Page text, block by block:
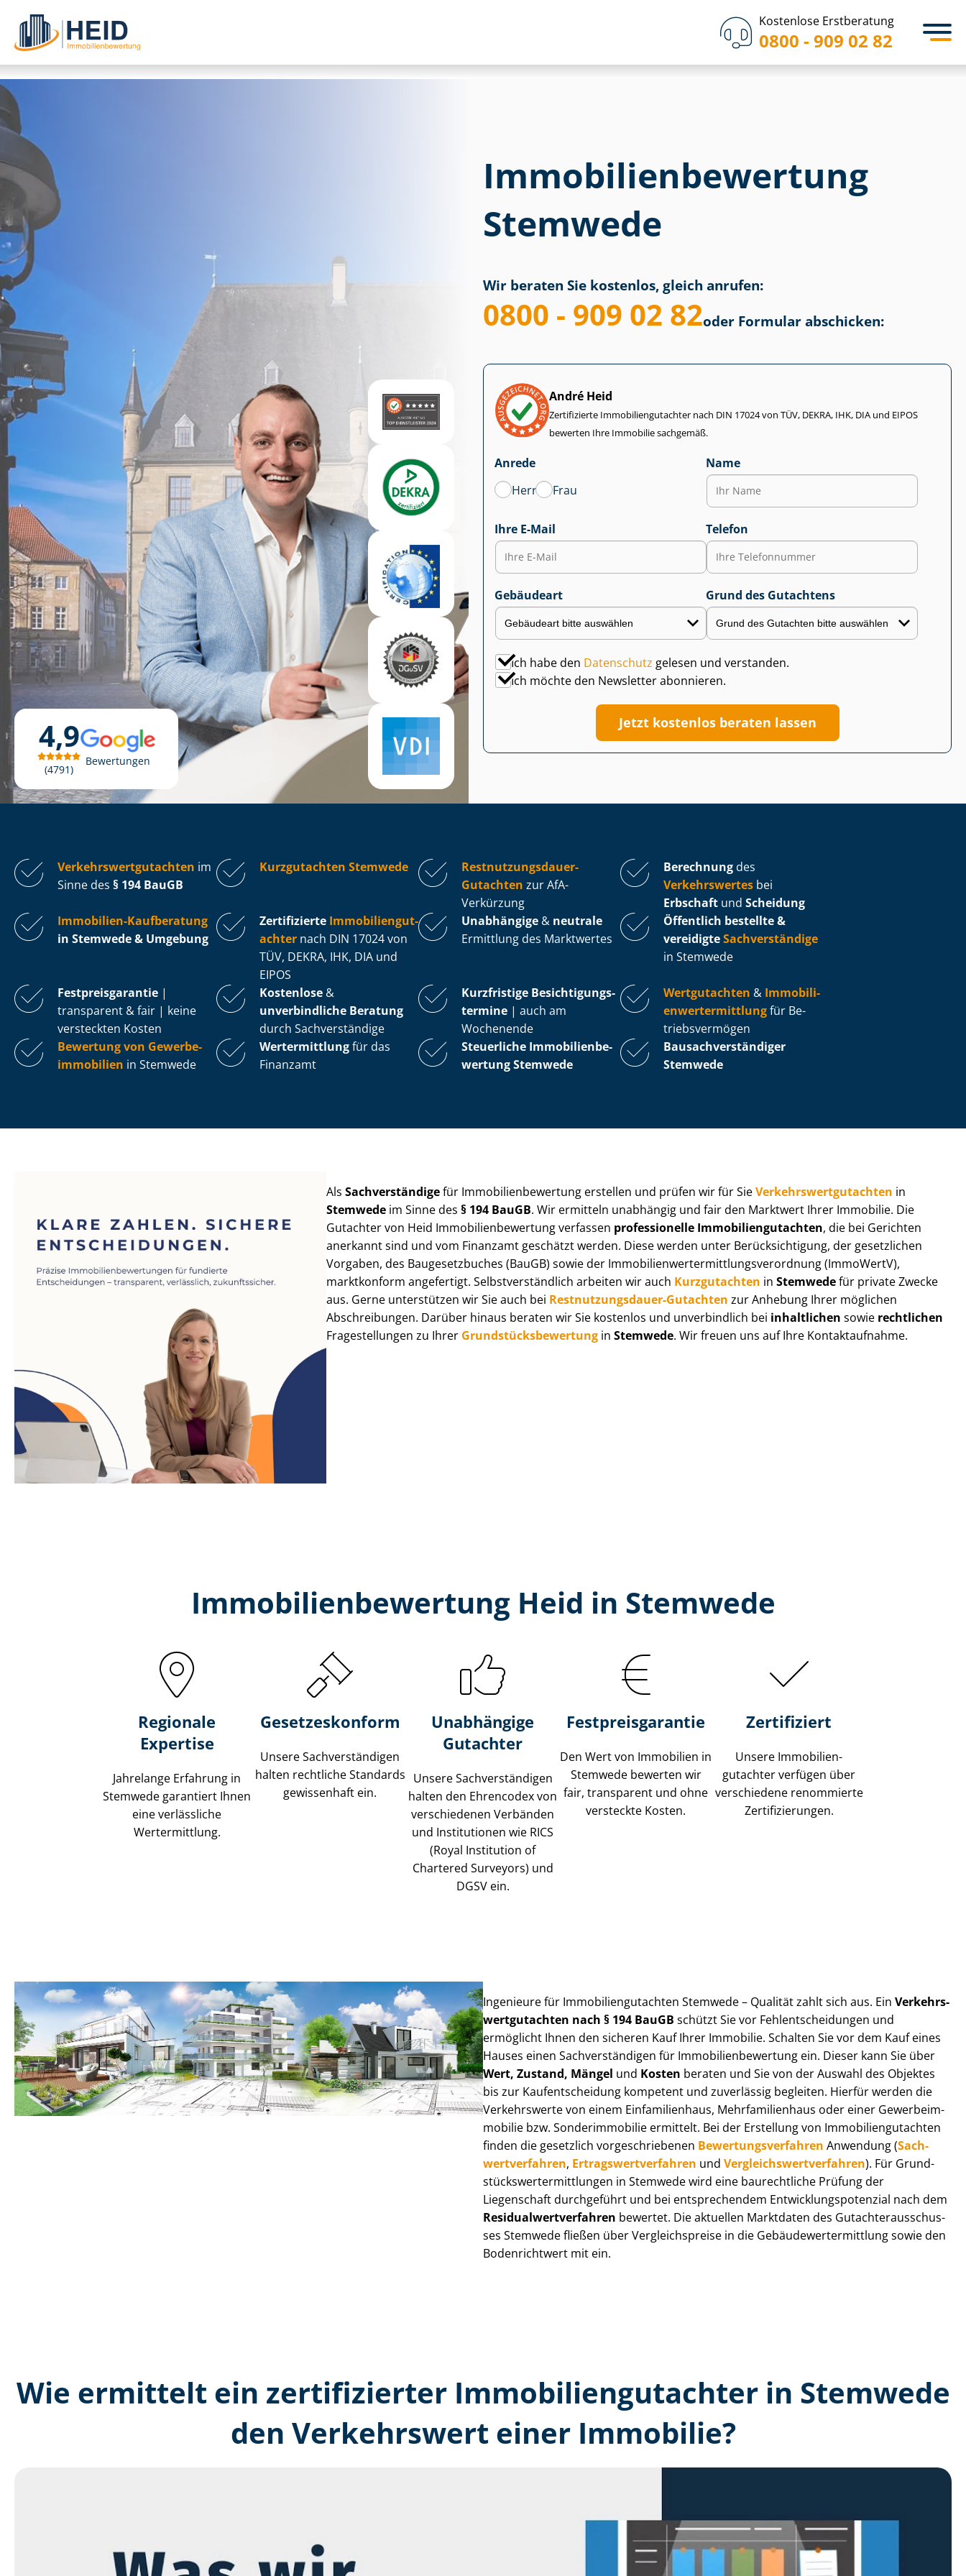
Kostenlose Erstberatung
0800 - 909 02 82
4,9
4791
Bewertungen
Immobilien­bewertung
Stemwede
Wir beraten Sie kostenlos, gleich anrufen:
0800 - 909 02 82oder Formular abschicken:
André Heid
Zertifizierte Im­mo­bi­li­en­gut­ach­ter nach DIN 17024 von TÜV, DEKRA, IHK, DIA und EIPOS
bewerten Ihre Immobilie sachgemäß.
Anrede
Herr
Frau
Name
Ihre E-Mail Telefon
Gebäudeart Grund des Gutachtens
Ich habe den Datenschutz gelesen und verstanden.
Ich möchte den Newsletter abonnieren.
Jetzt kostenlos beraten lassen
Ver­kehrs­wert­gut­ach­ten im
Sinne des § 194 BauGB
Kurzgutachten Stemwede
Rest­nut­zungs­dau­er-
Gutachten zur AfA-
Verkürzung
Berechnung des
Verkehrswertes bei
Erbschaft und Scheidung
Immobilien-Kaufberatung
in Stemwede & Umgebung
Zertifizierte Im­mo­bi­li­en­gut­
ach­ter nach DIN 17024 von
TÜV, DEKRA, IHK, DIA und
EIPOS
Unabhängige & neutrale
Ermittlung des Marktwertes
Öffentlich bestellte &
vereidigteSachverständige
in Stemwede
Fest­preis­ga­ran­tie |
transparent & fair | keine
versteckten Kosten
Kostenlose &
unverbindliche Beratung
durch Sachverständige
Kurzfristige Be­sich­ti­gungs­
ter­mi­ne | auch am
Wochenende
Wertgutachten & Im­mo­bi­li­
en­wert­ermitt­lungfür Be­
triebs­ver­mö­gen
Bewertung von Ge­wer­be­
im­mo­bi­li­en in Stemwede
Wertermittlungfür das
Finanzamt
Steuerliche Im­mo­bi­li­en­be­
wer­tungStemwede
Bau­sach­ver­stän­di­ger
Stemwede
AlsSachverständigefür Im­mo­bi­li­en­be­wer­tung erstellen und prüfen wir für SieVer­kehrs­wert­gut­ach­ten in
Stemwede im Sinne des§ 194 BauGB. Wir ermitteln unabhängig und fair den Marktwert Ihrer Immobilie. Die
Gutachter von Heid Im­mo­bi­li­en­be­wer­tung verfassen professionelle Im­mo­bi­li­en­gut­ach­ten, die bei Gerichten
anerkannt sind und vom Finanzamt geschätzt werden. Diese werden unter Be­rück­sich­ti­gung, der gesetzlichen
Vorgaben, des Baugesetzbuches (BauGB) sowie der Im­mo­bi­li­en­wert­ermitt­lungs­ver­ord­nung (ImmoWertV),
marktkonform angefertigt. Selbst­ver­ständ­lich arbeiten wir auch Kurzgutachten in Stemwedefür private Zwecke
aus. Gerne unterstützen wir Sie auch bei Rest­nut­zungs­dau­er-Gutachten zur Anhebung Ihrer möglichen
Abschreibungen. Darüber hinaus beraten wir Sie kostenlos und unverbindlich bei inhaltlichen sowie rechtlichen
Fragestellungen zu Ihrer Grund­stücks­be­wer­tung inStemwede. Wir freuen uns auf Ihre Kontaktaufnahme.
Immobilien­bewertung Heid in Stemwede
Regionale
Expertise
Jahrelange Erfahrung in
Stemwede garantiert Ihnen
eine verlässliche
Wertermittlung.
Gesetzes­konform
Unsere Sach­ver­stän­di­gen
halten rechtliche Standards
gewissenhaft ein.
Unabhängige
Gutachter
Unsere Sach­ver­stän­di­gen
halten den Ehrencodex von
verschiedenen Verbänden
und Institutionen wie RICS
(Royal Institution of
Chartered Surveyors) und
DGSV ein.
Festpreis​garantie
Den Wert von Immobilien in
Stemwede bewerten wir
fair, transparent und ohne
versteckte Kosten.
Zertifiziert
Unsere Immobilien­
gutachter verfügen über
verschiedene renommierte
Zer­ti­fi­zie­run­gen.
Ingenieure für Im­mo­bi­li­en­gut­ach­ten Stemwede – Qualität zahlt sich aus. Ein Ver­kehrs­
wert­gut­ach­ten nach § 194 BauGB schützt Sie vor Fehl­ent­schei­dun­gen und
ermöglicht Ihnen den sicheren Kauf Ihrer Immobilie. Schalten Sie vor dem Kauf eines
Hauses einen Sach­ver­stän­di­gen für Im­mo­bi­li­en­be­wer­tung ein. Dieser kann Sie über
Wert, Zustand, Mängel und Kosten beraten und Sie von der Auswahl des Objektes
bis zur Kauf­ent­schei­dung kompetent und zuverlässig begleiten. Hierfür werden die
Verkehrswerte von einem Einfamilienhaus, Mehr­fa­mi­li­en­haus oder einer Ge­wer­be­im­
mo­bi­lie bzw. Sonderimmobilie ermittelt. Bei der Erstellung von Im­mo­bi­li­en­gut­ach­ten
finden die gesetzlich vor­ge­schrie­be­nen Be­wer­tungs­ver­fah­ren Anwendung (Sach­
wert­ver­fah­ren, Er­trags­wert­ver­fah­ren und Ver­gleichs­wert­ver­fah­ren). Für Grund­
stücks­wert­ermitt­lun­gen in Stemwede wird eine baurechtliche Prüfung der
Liegenschaft durchgeführt und bei entsprechendem Ent­wick­lungs­po­ten­zi­al nach dem
Re­si­du­al­wert­ver­fah­ren bewertet. Die aktuellen Marktdaten des Gut­ach­ter­aus­schus­
ses Stemwede fließen über Ver­gleichs­prei­se in die Ge­bäu­de­wert­ermitt­lung sowie den
Bodenrichtwert mit ein.
Wie ermittelt ein zertifizierter Immobilien­gutachter in Stemwede
den Verkehrswert einer Immobilie?